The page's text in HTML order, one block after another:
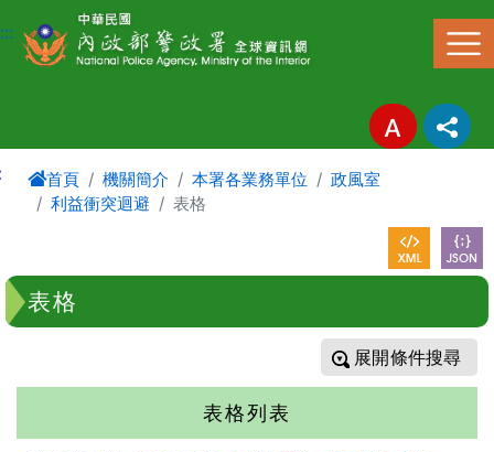
進入內容區塊
:::
首頁 機關簡介 本署各業務單位
政風室
利益衝突迴避
表格
表格
條件搜尋
表格列表